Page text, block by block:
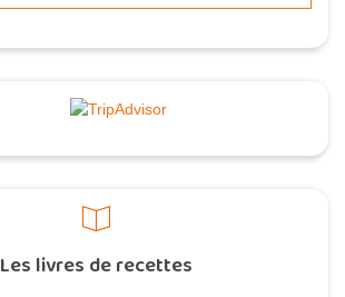
Les livres de recettes